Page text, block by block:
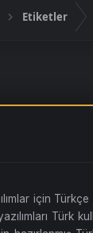
Etiketler
için
Türk